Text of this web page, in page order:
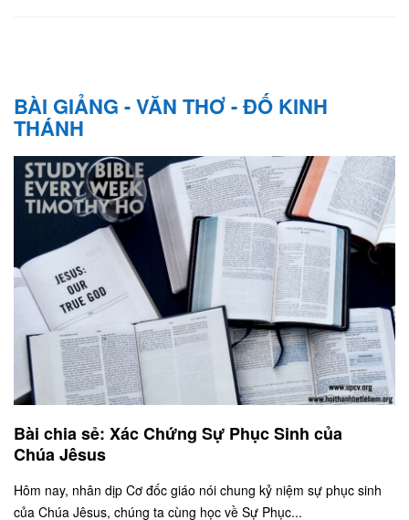
BÀI GIẢNG - VĂN THƠ - ĐỐ KINH
THÁNH
Bài chia sẻ: Xác Chứng Sự Phục Sinh của
Chúa Jêsus
Hôm nay, nhân dịp Cơ đốc giáo nói chung kỷ niệm sự phục sinh
của Chúa Jêsus, chúng ta cùng học về Sự Phục...